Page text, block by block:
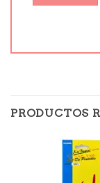
PRODUCTOS